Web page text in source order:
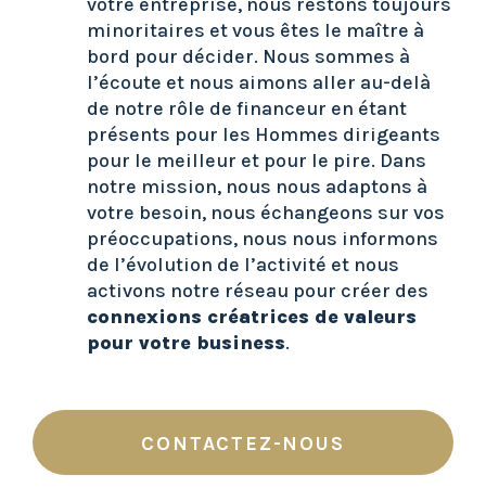
minoritaires et vous êtes le maître à
bord pour décider. Nous sommes à
l’écoute et nous aimons aller au-delà
de notre rôle de financeur en étant
présents pour les Hommes dirigeants
pour le meilleur et pour le pire. Dans
notre mission, nous nous adaptons à
votre besoin, nous échangeons sur vos
préoccupations, nous nous informons
de l’évolution de l’activité et nous
activons notre réseau pour créer des
connexions créatrices de valeurs
pour votre business.
CONTACTEZ-NOUS